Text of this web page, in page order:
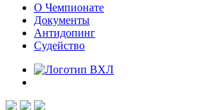
О Чемпионате
Документы
Антидопинг
Судейство